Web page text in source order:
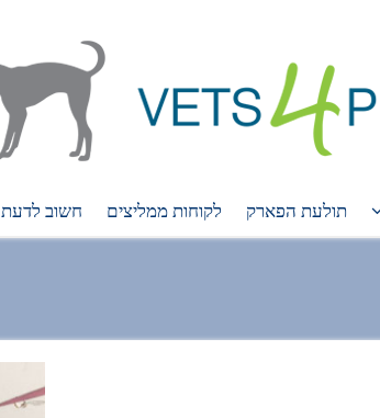
תולעת הפארק לקוחות ממליצים חשוב לדעת